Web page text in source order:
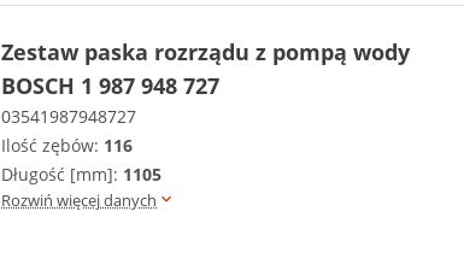
Zestaw paska rozrządu z pompą wody
BOSCH 1 987 948 727
03541987948727
Ilość zębów: 116
Długość [mm]: 1105
Rozwiń więcej danych